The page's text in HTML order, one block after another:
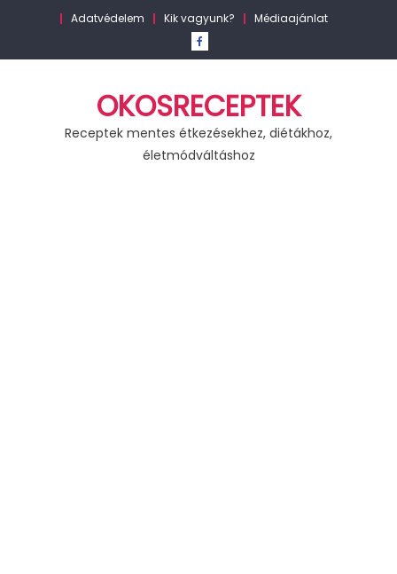
Adatvédelem Kik vagyunk? Médiaajánlat
OKOSRECEPTEK
Receptek mentes étkezésekhez, diétákhoz,
életmódváltáshoz